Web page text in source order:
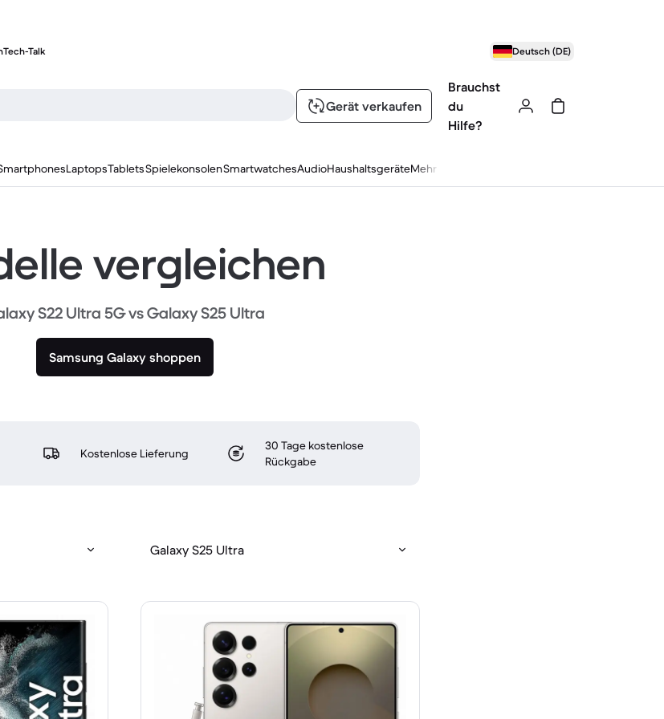
Tech-Talk Deutsch (DE)
Gerät verkaufen
Brauchst
du
Hilfe?
LaptopsTabletsSpielekonsolenSmartwatchesAudioHaushaltsgeräteMehr
vergleichen
S22 Ultra 5G vs Galaxy S25 Ultra
Samsung Galaxy shoppen
Kostenlose Lieferung
30 Tage kostenlose
Rückgabe
Galaxy S25 Ultra